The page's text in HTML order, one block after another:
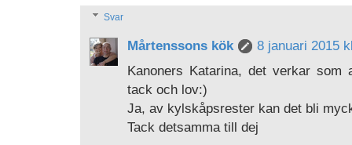
Svar
Mårtenssons kök
8 januari 2015
Kanoners Katarina, det verkar
tack och lov:)
Ja, av kylskåpsrester kan det bli
Tack detsamma till dej